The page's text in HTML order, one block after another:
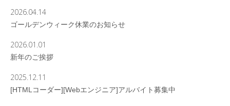
2026.04.14
ゴールデンウィーク休業のお知らせ
2026.01.01
新年のご挨拶
2025.12.11
[HTMLコーダー][Webエンジニア]アルバイト募集中